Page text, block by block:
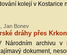
kolejí v Kostarice
Jan Bonev
dráhy přes
Národním archivu v
dokument,